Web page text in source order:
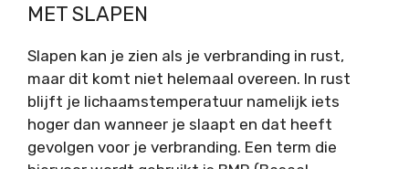
MET SLAPEN
Slapen kan je zien als je verbranding in rust,
maar dit komt niet helemaal overeen. In rust
blijft je lichaamstemperatuur namelijk iets
hoger dan wanneer je slaapt en dat heeft
gevolgen voor je verbranding. Een term die